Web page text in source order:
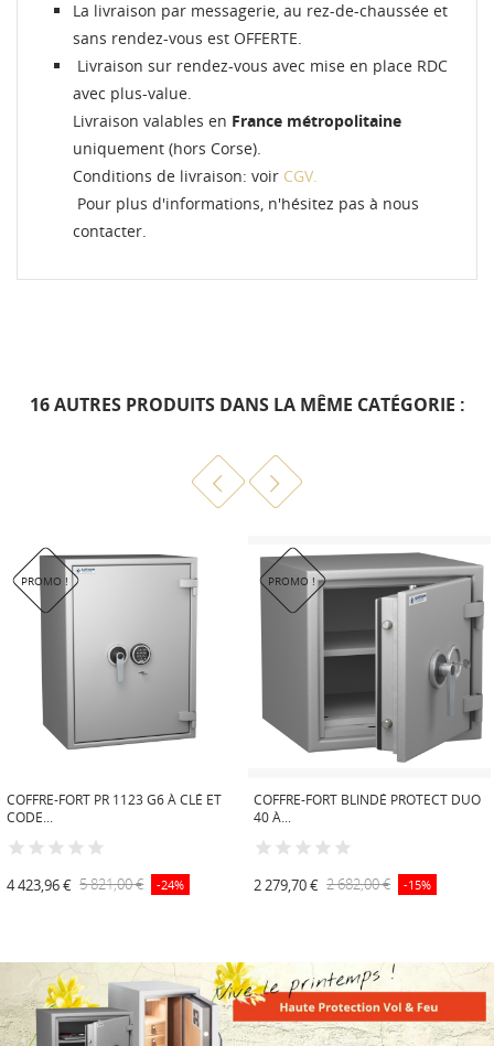
La livraison par messagerie, au rez-de-chaussée et
sans rendez-vous est OFFERTE.
Livraison sur rendez-vous avec mise en place RDC
avec plus-value.
Livraison valables en France métropolitaine
uniquement (hors Corse).
Conditions de livraison: voir CGV.
Pour plus d'informations, n'hésitez pas à nous
contacter.
16 AUTRES PRODUITS DANS LA MÊME CATÉGORIE :
PROMO !
COFFRE-FORT PR 1123 G6 À CLÉ ET
CODE...
4 423,96 € 5 821,00 € -24%
PROMO !
COFFRE-FORT BLINDÉ PROTECT DUO
40 À...
2 279,70 € 2 682,00 € -15%